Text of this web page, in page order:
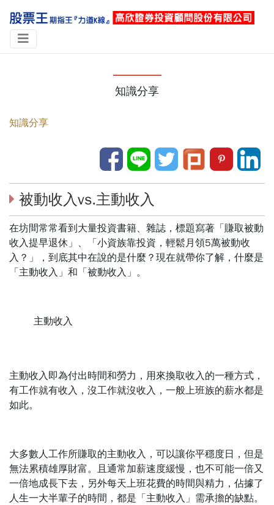
知識分享
知識分享
被動收入vs.主動收入
在坊間常常看到大量投資書籍、雜誌，標題寫著「賺取被動
收入提早退休」、「小資族靠投資，輕鬆月領5萬被動收
入？」，到底其中在說的是什麼？現在就帶你了解，什麼是
「主動收入」和「被動收入」。
主動收入
主動收入即為付出時間和勞力，用來換取收入的一種方式，
有工作就有收入，沒工作就沒收入，一般上班族的薪水都是
如此。
大多數人工作所賺取的主動收入，可以讓你平穩度日，但是
無法累積雄厚財富。且通常加薪速度緩慢，也不可能一倍又
一倍地成長下去，另外每天上班花費的時間與精力，佔據了
人生一大半輩子的時間，都是「主動收入」需承擔的缺點。